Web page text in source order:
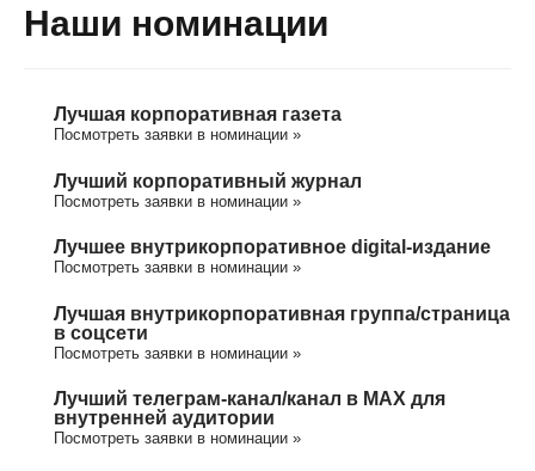
Наши номинации
Лучшая корпоративная газета
Посмотреть заявки в номинации »
Лучший корпоративный журнал
Посмотреть заявки в номинации »
Лучшее внутрикорпоративное digital-издание
Посмотреть заявки в номинации »
Лучшая внутрикорпоративная группа/cтраница
в соцсети
Посмотреть заявки в номинации »
Лучший телеграм-канал/канал в МАХ для
внутренней аудитории
Посмотреть заявки в номинации »